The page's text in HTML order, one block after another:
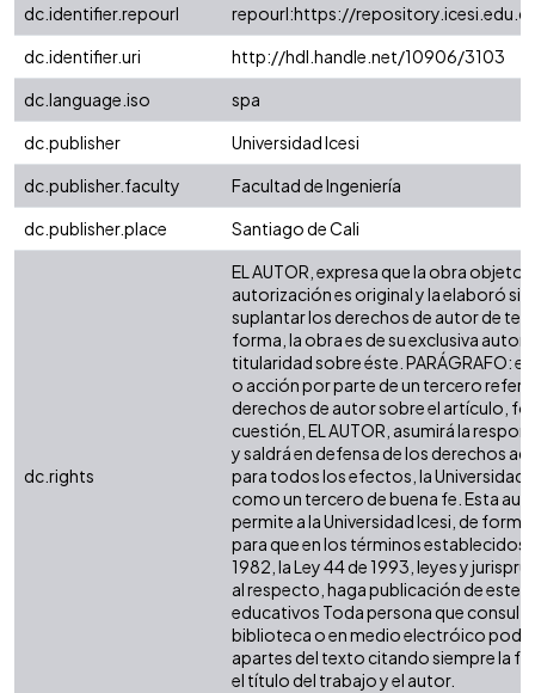
dc.identifier.repourl
repourl:https://
dc.identifier.uri
http://hdl.handle.net/10906/3103
dc.language.iso
spa
dc.publisher
Universidad Icesi
dc.publisher.faculty
Facultad de Ingeniería
dc.publisher.place
Santiago de Cali
dc.rights
EL AUTOR, expresa que la obra objeto
autorización es original y la elaboró
suplantar los derechos de autor de
forma, la obra es de su exclusiva
titularidad sobre éste. PARÁGRAFO:
o acción por parte de un tercero
derechos de autor sobre el artículo,
cuestión, EL AUTOR, asumirá la
y saldrá en defensa de los derechos
para todos los efectos, la Universidad
como un tercero de buena fe. Esta
permite a la Universidad Icesi, de
para que en los términos establecidos
1982, la Ley 44 de 1993, leyes y
al respecto, haga publicación de este
educativos Toda persona que consulte
biblioteca o en medio electróico
apartes del texto citando siempre la
el título del trabajo y el autor.